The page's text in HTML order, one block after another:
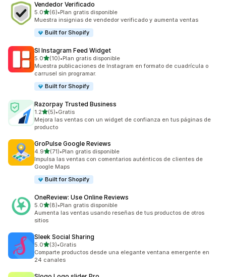
Vendedor Verificado
5.0de 5 estrellas
(6)
6 reseñas en total
•Plan gratis disponible
Muestra insignias de vendedor verificado y aumenta ventas
Built for Shopify
SI Instagram Feed Widget
5.0de 5 estrellas
(10)
10 reseñas en total
•Plan gratis disponible
Muestra publicaciones de Instagram en formato de cuadrícula o
carrusel sin programar.
Built for Shopify
Razorpay Trusted Business
1.2de 5 estrellas
(5)
5 reseñas en total
•Gratis
Mejora las ventas con un widget de confianza en tus páginas de
producto
GroPulse Google Reviews
4.9de 5 estrellas
(71)
71 reseñas en total
•Plan gratis disponible
Impulsa las ventas con comentarios auténticos de clientes de
Google Maps
Built for Shopify
OneReview: Use Online Reviews
5.0de 5 estrellas
(8)
8 reseñas en total
•Plan gratis disponible
Aumenta las ventas usando reseñas de tus productos de otros
sitios
Sleek Social Sharing
5.0de 5 estrellas
(3)
3 reseñas en total
•Gratis
Comparte productos desde una elegante ventana emergente en
24 canales